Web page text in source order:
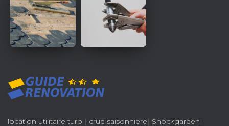
location utilitaire turo | crue saisonniere| Shockgarden|